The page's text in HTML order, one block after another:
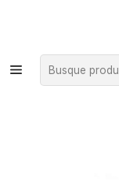
¡Compra hasta
Santiago. Envío gratis
Inicio Otras